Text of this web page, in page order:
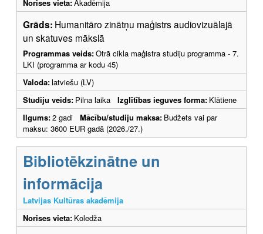
Norises vieta:Akadēmija
Grāds: Humanitāro zinātņu maģistrs audiovizuālajā
un skatuves mākslā
Programmas veids:Otrā cikla maģistra studiju programma - 7.
LKI (programma ar kodu 45)
Valoda:latviešu (LV)
Studiju veids: Pilna laika Izglītības ieguves forma: Klātiene
Ilgums:2 gadi Mācību/studiju maksa: Budžets vai par
maksu: 3600 EUR gadā (2026./27.)
Bibliotēkzinātne un
informācija
Latvijas Kultūras akadēmija
Norises vieta: Koledža